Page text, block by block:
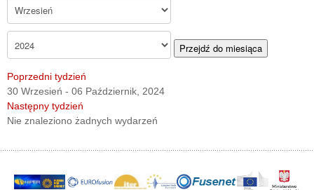
Przejdź do miesiąca
Poprzedni tydzień
30 Wrzesień - 06 Październik, 2024
Następny tydzień
Nie znaleziono żadnych wydarzeń